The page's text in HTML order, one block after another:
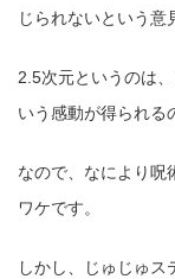
じられないという意
2.5次元というのは
いう感動が得られる
なので、なにより呪
ワケです。
しかし、じゅじゅス